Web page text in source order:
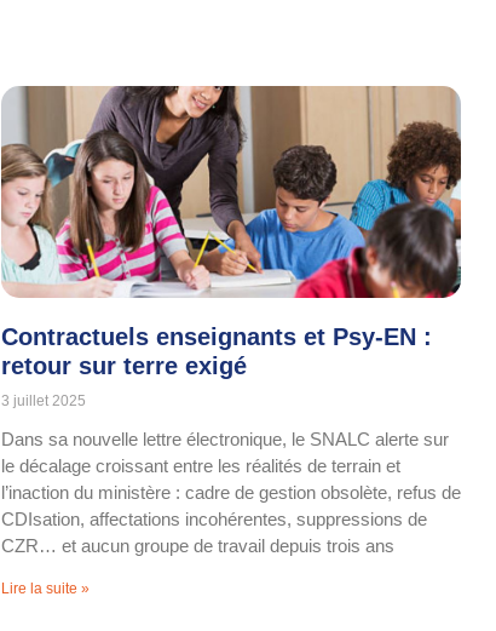
Contractuels enseignants et Psy-EN :
retour sur terre exigé
3 juillet 2025
Dans sa nouvelle lettre électronique, le SNALC alerte sur
le décalage croissant entre les réalités de terrain et
l’inaction du ministère : cadre de gestion obsolète, refus de
CDIsation, affectations incohérentes, suppressions de
CZR… et aucun groupe de travail depuis trois ans
Lire la suite »